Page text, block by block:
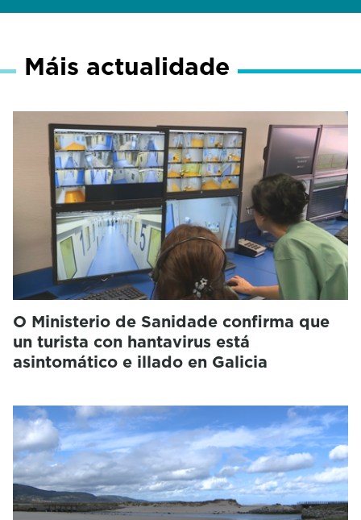
Máis actualidade
O Ministerio de Sanidade confirma que
un turista con hantavirus está
asintomático e illado en Galicia